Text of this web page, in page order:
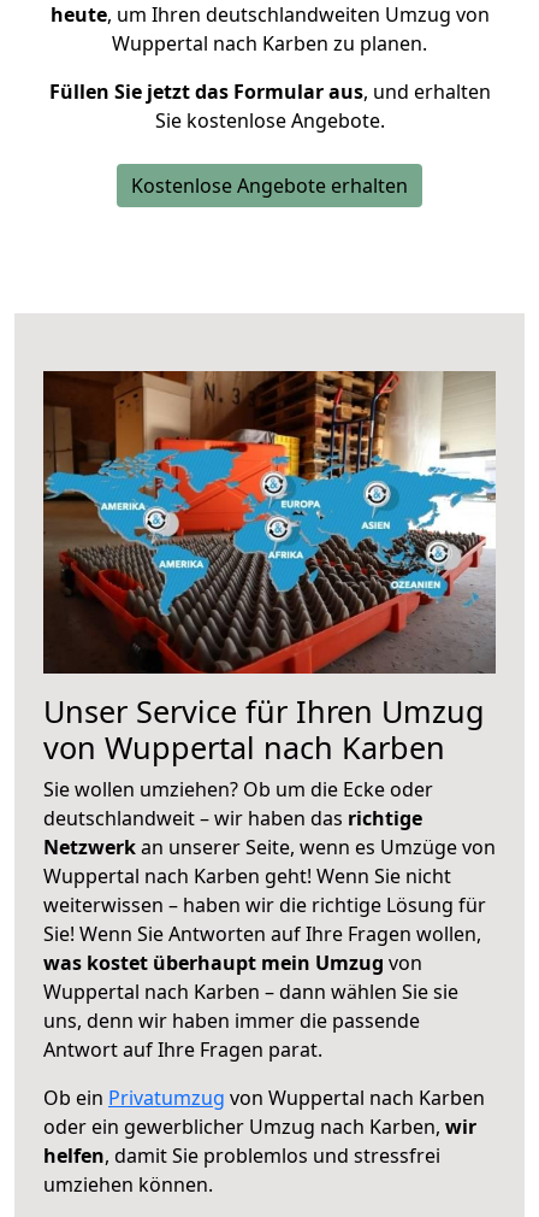
heute, um Ihren deutschlandweiten Umzug von
Wuppertal nach Karben zu planen.
Füllen Sie jetzt das Formular aus, und erhalten
Sie kostenlose Angebote.
Kostenlose Angebote erhalten
Unser Service für Ihren Umzug
von Wuppertal nach Karben
Sie wollen umziehen? Ob um die Ecke oder
deutschlandweit – wir haben das richtige
Netzwerkan unserer Seite, wenn es Umzüge von
Wuppertal nach Karben geht! Wenn Sie nicht
weiterwissen – haben wir die richtige Lösung für
Sie! Wenn Sie Antworten auf Ihre Fragen wollen,
was kostet überhaupt mein Umzug von
Wuppertal nach Karben – dann wählen Sie sie
uns, denn wir haben immer die passende
Antwort auf Ihre Fragen parat.
Ob ein Privatumzug von Wuppertal nach Karben
oder ein gewerblicher Umzug nach Karben, wir
helfen, damit Sie problemlos und stressfrei
umziehen können.